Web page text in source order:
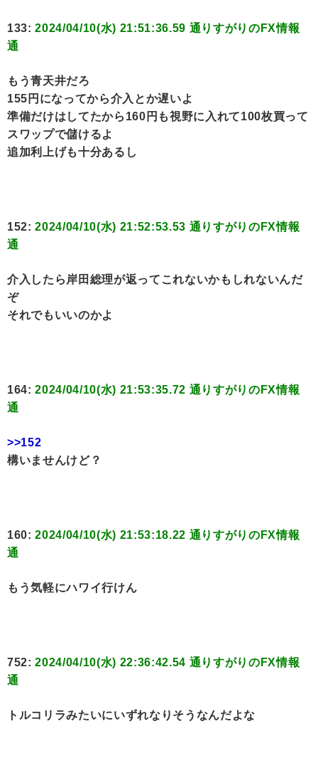
133:2024/04/10(水) 21:51:36.59 通りすがりのFX情報
通
もう青天井だろ
155円になってから介入とか遅いよ
準備だけはしてたから160円も視野に入れて100枚買って
スワップで儲けるよ
追加利上げも十分あるし
152:2024/04/10(水) 21:52:53.53 通りすがりのFX情報
通
介入したら岸田総理が返ってこれないかもしれないんだ
ぞ
それでもいいのかよ
164:2024/04/10(水) 21:53:35.72 通りすがりのFX情報
通
>>152
構いませんけど？
160:2024/04/10(水) 21:53:18.22 通りすがりのFX情報
通
もう気軽にハワイ行けん
752:2024/04/10(水) 22:36:42.54 通りすがりのFX情報
通
トルコリラみたいにいずれなりそうなんだよな